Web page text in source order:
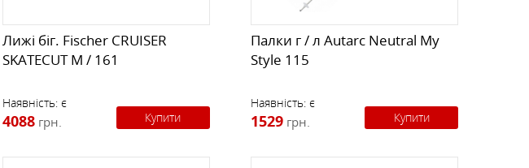
Лижі біг. Fischer CRUISER
SKATECUT M / 161
Наявність: є
4088 грн. Купити
Палки г / л Autarc Neutral My
Style 115
Наявність: є
1529 грн. Купити